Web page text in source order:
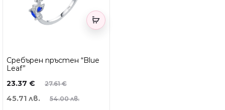
Сребърен пръстен “Blue
Leaf”
27.61€
23.37 €
54.00 лв.
45.71 лв.